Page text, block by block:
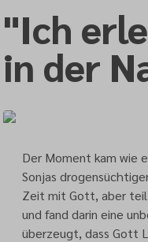
"Ich
in der
Der Moment kam wie
Sonjas
Zeit mit Gott, aber
und fand darin eine
überzeugt, dass Gott